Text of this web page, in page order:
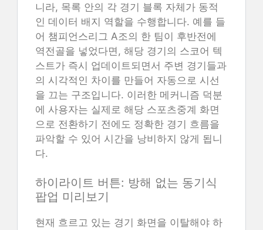
니라, 목록 안의 각 경기 블록 자체가 동적
인 데이터 배지 역할을 수행합니다. 예를 들
어 챔피언스리그 A조의 한 팀이 후반전에
역전골을 넣었다면, 해당 경기의 스코어 텍
스트가 즉시 업데이트되면서 주변 경기들과
의 시각적인 차이를 만들어 자동으로 시선
을 끄는 구조입니다. 이러한 메커니즘 덕분
에 사용자는 실제로 해당 스포츠중계 화면
으로 전환하기 전에도 정확한 경기 흐름을
파악할 수 있어 시간을 낭비하지 않게 됩니
다.
하이라이트 버튼: 방해 없는 동기식
팝업 미리보기
현재 흐르고 있는 경기 화면을 이탈해야 하